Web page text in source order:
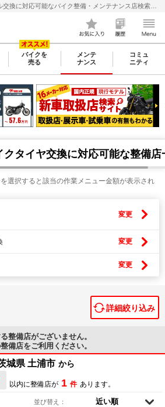
バイクを
売る
メンテ
ナンス
コミュ
ニティ
タイヤ交換に対応可能な整備店
選択すると該当の作業メニュー金額が表示され
変更
変更
変更
詳細絞り込み
整備店がございません。
備店をご利用ください。
城県 土浦市 から
以内に整備店が 1 件 あります。
並び替え： 近い順